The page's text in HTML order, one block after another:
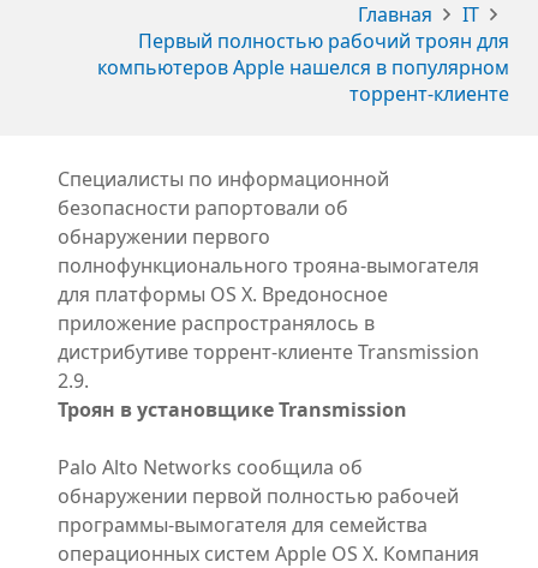
Главная
IT
Первый полностью рабочий троян для
компьютеров Apple нашелся в популярном
торрент-клиенте
Специалисты по информационной
безопасности рапортовали об
обнаружении первого
полнофункционального трояна-вымогателя
для платформы OS X. Вредоносное
приложение распространялось в
дистрибутиве торрент-клиенте Transmission
2.9.
Троян в установщике Transmission
Palo Alto Networks сообщила об
обнаружении первой полностью рабочей
программы-вымогателя для семейства
операционных систем Apple OS X. Компания